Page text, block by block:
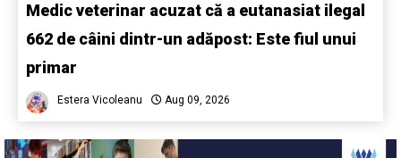
Medic veterinar acuzat că a eutanasiat ilegal
662 de câini dintr-un adăpost: Este fiul unui
primar
Estera Vicoleanu Aug 09, 2026